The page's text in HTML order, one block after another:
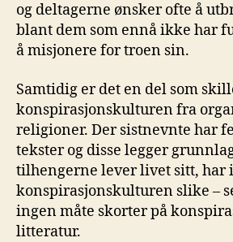
og deltagerne ønsker ofte å
blant dem som ennå ikke har
å misjonere for troen sin.
Samtidig er det en del som
konspirasjonskulturen fra
religioner. Der sistnevnte har
tekster og disse legger
tilhengerne lever livet sitt, har
konspirasjonskulturen slike –
ingen måte skorter på
litteratur.